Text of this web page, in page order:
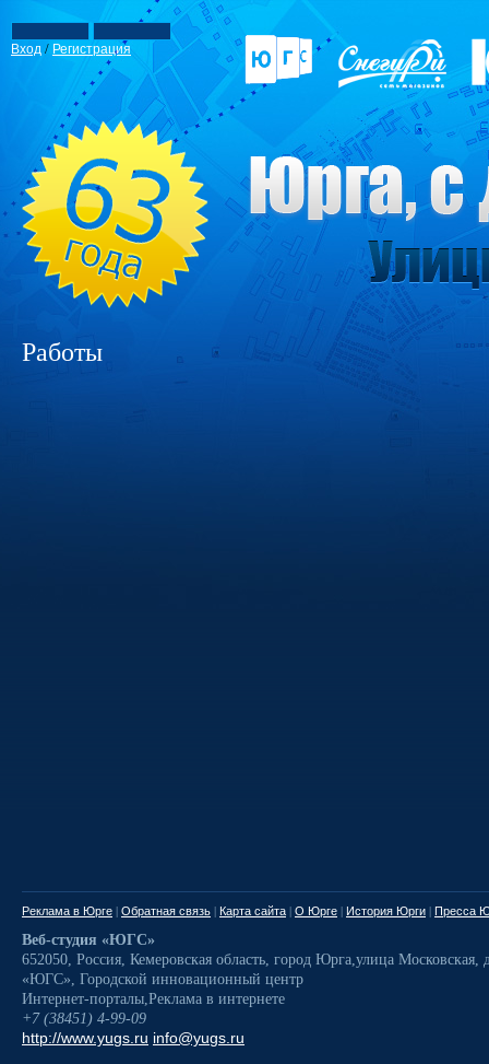
Вход / Регистрация
Работы
Реклама в Юрге | Обратная связь | Карта сайта | О Юрге | История Юрги | Пресса
Веб-студия «ЮГС»
652050, Россия, Кемеровская область, город Юрга,улица Московская,
«ЮГС», Городской инновационный центр
Интернет-порталы,Реклама в интернете
+7 (38451) 4-99-09
http://www.yugs.ru info@yugs.ru